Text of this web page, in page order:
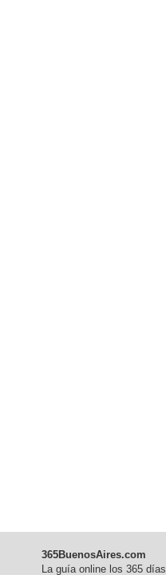
365BuenosAires.com
La guía online los 365